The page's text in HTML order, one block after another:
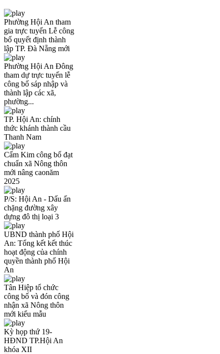
Phường Hội An tham
gia trực tuyến Lễ công
bố quyết định thành
lập TP. Đà Nẵng mới
Phường Hội An Đông
tham dự trực tuyến lễ
công bố sáp nhập và
thành lập các xã,
phường...
TP. Hội An: chính
thức khánh thành cầu
Thanh Nam
Cẩm Kim công bố đạt
chuẩn xã Nông thôn
mới nâng caonăm
2025
P/S: Hội An - Dấu ấn
chặng đường xây
dựng đô thị loại 3
UBND thành phố Hội
An: Tổng kết kết thúc
hoạt động của chính
quyền thành phố Hội
An
Tân Hiệp tổ chức
công bố và đón công
nhận xã Nông thôn
mới kiểu mẫu
Kỳ họp thứ 19-
HĐND TP.Hội An
khóa XII